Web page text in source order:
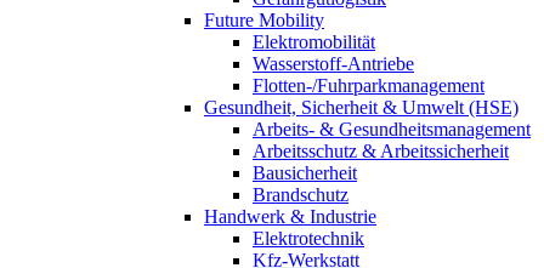
Future Mobility
Elektromobilität
Wasserstoff-Antriebe
Flotten-/Fuhrparkmanagement
Gesundheit, Sicherheit & Umwelt (HSE)
Arbeits- & Gesundheitsmanagement
Arbeitsschutz & Arbeitssicherheit
Bausicherheit
Brandschutz
Handwerk & Industrie
Elektrotechnik
Kfz-Werkstatt